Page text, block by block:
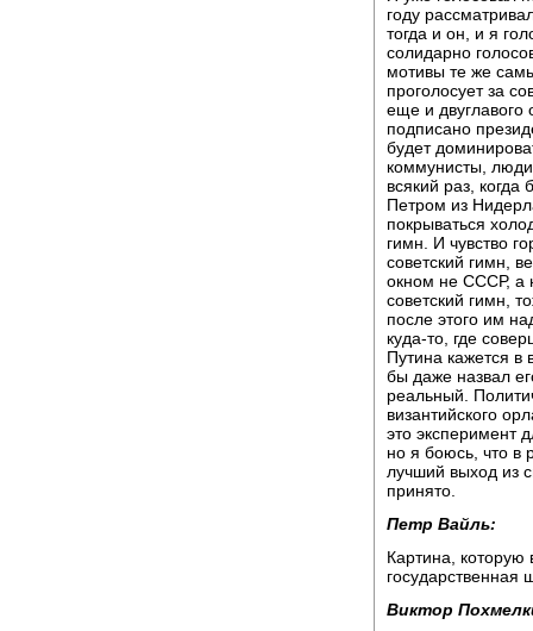
году
тогда и он, и я
солидарно
мотивы те же
проголосует за
еще и двуглавого
подписано
будет
коммунисты, люди
всякий раз, когда
Петром из
покрываться
гимн. И чувство
советский гимн,
окном не СССР, а
советский гимн,
после этого им
куда-то, где
Путина кажется в
бы даже назвал
реальный.
византийского
это эксперимент
но я боюсь, что в
лучший выход из
принято.
Петр Вайль:
Картина,
государственная
Виктор